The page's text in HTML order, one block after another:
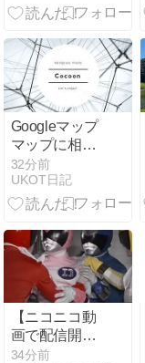
Googleマップ
マップに相談
使い方
32分前
UKOT日記
【ニコニコ動
画で配信開
始】電子戦隊
34分前